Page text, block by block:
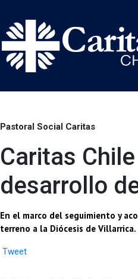
Pastoral Social Caritas
Caritas
desarrollo
En el marco del seguimiento y
terreno a la Diócesis de Villarrica.
Tweet